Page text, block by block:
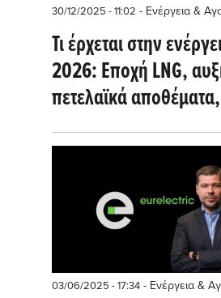
30/12/2025 - 11:02 - Ενέργεια &
Τι έρχεται στην
2026: Εποχή LNG,
πετελαϊκά αποθέματα,
επιβράδυνση
μετάβασης
03/06/2025 - 17:34 - Ενέργεια &